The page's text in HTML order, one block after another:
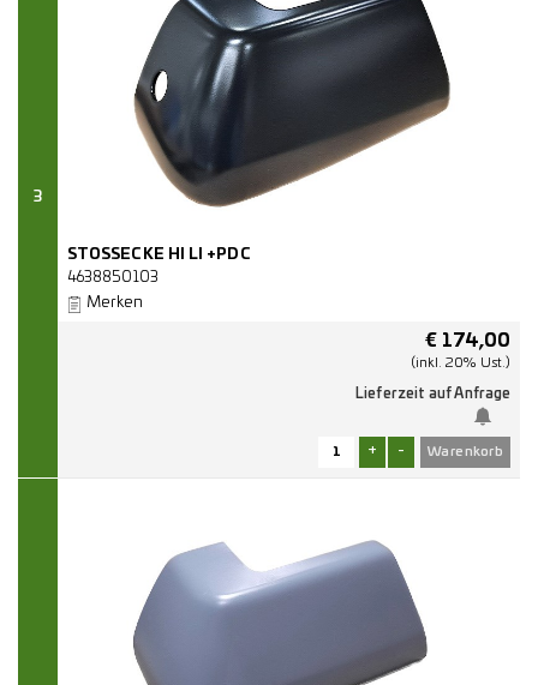
3
STOSSECKE HI LI +PDC
4638850103
Merken
€ 174,00
(inkl. 20% Ust.)
Lieferzeit auf Anfrage
+ -